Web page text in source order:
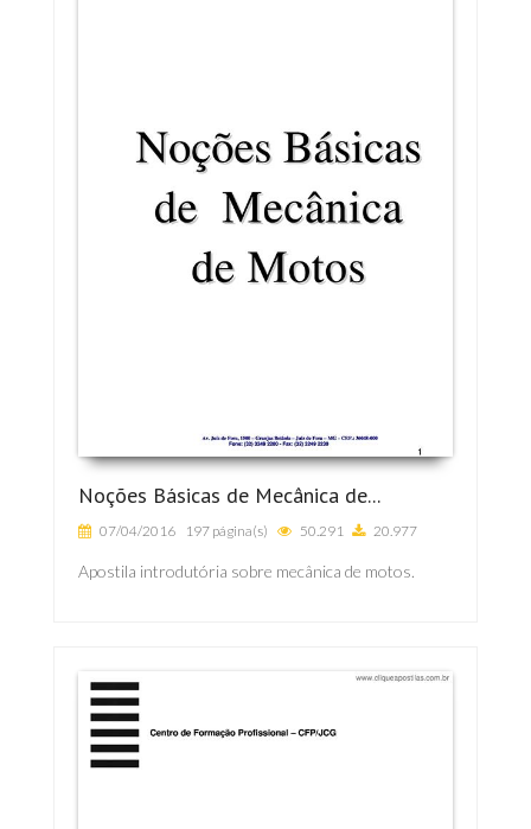
Noções Básicas de Mecânica de...
07/04/2016 197 página(s) 50.291 20.977
Apostila introdutória sobre mecânica de motos.